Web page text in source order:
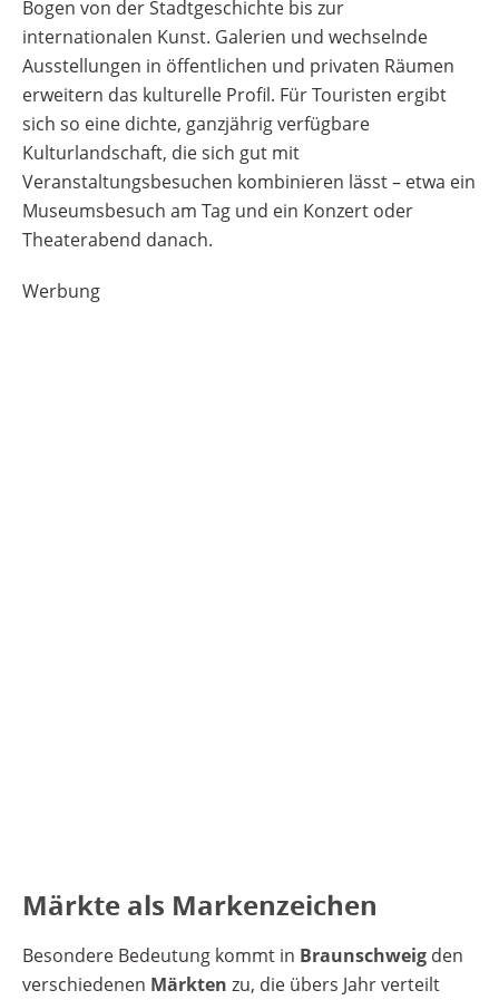
Bogen von der Stadtgeschichte bis zur
internationalen Kunst. Galerien und wechselnde
Ausstellungen in öffentlichen und privaten Räumen
erweitern das kulturelle Profil. Für Touristen ergibt
sich so eine dichte, ganzjährig verfügbare
Kulturlandschaft, die sich gut mit
Veranstaltungsbesuchen kombinieren lässt – etwa ein
Museumsbesuch am Tag und ein Konzert oder
Theaterabend danach.
Werbung
Märkte als Markenzeichen
Besondere Bedeutung kommt in Braunschweig den
verschiedenen Märkten zu, die übers Jahr verteilt